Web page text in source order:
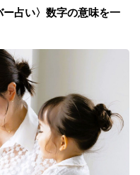
ー占い〉数字の意味を一